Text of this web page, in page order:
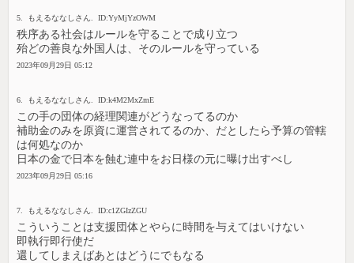
5. もえるななしさん. ID:YyMjYzOWM
秩序ある社会はルールを守ることで成り立つ
殆どの善良な外国人は、そのルールを守っている
2023年09月29日 05:12
6. もえるななしさん. ID:k4M2MxZmE
この手の団体の経理関連がどうなってるのか
補助金のみを原資に運営されてるのか、だとしたら予算の管轄
は何処なのか
日本の金で日本を蝕む連中をお日様の元に曝け出すべし
2023年09月29日 05:16
7. もえるななしさん. ID:c1ZGIzZGU
こういうことは支援団体とやらに時間を与えてはいけない
即執行即行使だ
還してしまえばあとはどうにでもなる